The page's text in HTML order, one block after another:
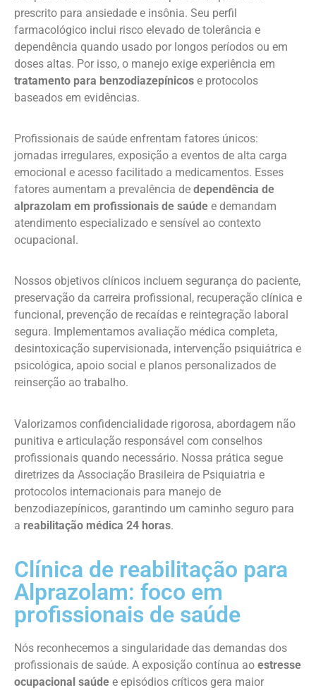
prescrito para ansiedade e insônia. Seu perfil
farmacológico inclui risco elevado de tolerância e
dependência quando usado por longos períodos ou em
doses altas. Por isso, o manejo exige experiência em
tratamento para benzodiazepínicos e protocolos
baseados em evidências.
Profissionais de saúde enfrentam fatores únicos:
jornadas irregulares, exposição a eventos de alta carga
emocional e acesso facilitado a medicamentos. Esses
fatores aumentam a prevalência de dependência de
alprazolam em profissionais de saúde e demandam
atendimento especializado e sensível ao contexto
ocupacional.
Nossos objetivos clínicos incluem segurança do paciente,
preservação da carreira profissional, recuperação clínica e
funcional, prevenção de recaídas e reintegração laboral
segura. Implementamos avaliação médica completa,
desintoxicação supervisionada, intervenção psiquiátrica e
psicológica, apoio social e planos personalizados de
reinserção ao trabalho.
Valorizamos confidencialidade rigorosa, abordagem não
punitiva e articulação responsável com conselhos
profissionais quando necessário. Nossa prática segue
diretrizes da Associação Brasileira de Psiquiatria e
protocolos internacionais para manejo de
benzodiazepínicos, garantindo um caminho seguro para
a reabilitação médica 24 horas.
Clínica de reabilitação para
Alprazolam: foco em
profissionais de saúde
Nós reconhecemos a singularidade das demandas dos
profissionais de saúde. A exposição contínua ao estresse
ocupacional saúde e episódios críticos gera maior